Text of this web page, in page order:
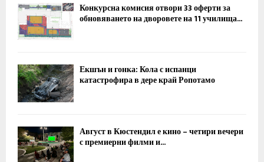
Конкурсна комисия отвори 33 оферти за
обновяването на дворовете на 11 училища...
Екшън и гонка: Кола с испанци
катастрофира в дере край Ропотамо
Август в Кюстендил е кино – четири вечери
с премиерни филми и...